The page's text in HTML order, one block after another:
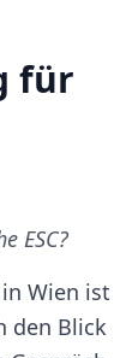
für
ESC?
Wien ist
den Blick